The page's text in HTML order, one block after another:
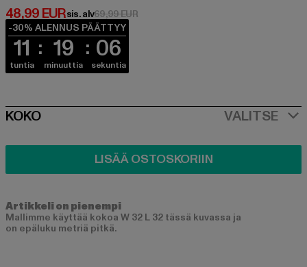
48,99 EUR
Ajankohtainen hinta: 48,99 EUR
sis. alv69,99 EURKampanjahinta: 69,99 EUR
-30% ALENNUS PÄÄTTYY
11
tuntia
19
minuuttia
06
sekuntia
SIZE
KOKO VALITSE
LISÄÄ OSTOSKORIIN
Artikkeli on pienempi
Mallimme käyttää kokoa W 32 L 32 tässä kuvassa ja
on epäluku metriä pitkä.